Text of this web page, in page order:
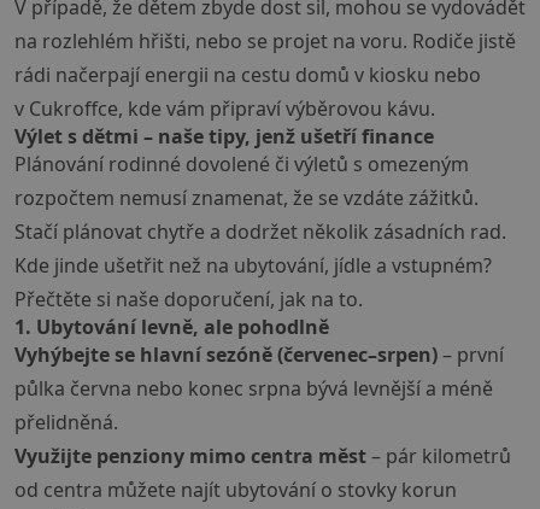
V případě, že dětem zbyde dost sil, mohou se vydovádět
na rozlehlém hřišti, nebo se projet na voru. Rodiče jistě
rádi načerpají energii na cestu domů v kiosku nebo
v Cukroffce, kde vám připraví výběrovou kávu.
Výlet s dětmi – naše tipy, jenž ušetří finance
Plánování rodinné dovolené či výletů s omezeným
rozpočtem nemusí znamenat, že se vzdáte zážitků.
Stačí plánovat chytře a dodržet několik zásadních rad.
Kde jinde ušetřit než na ubytování, jídle a vstupném?
Přečtěte si naše doporučení, jak na to.
1. Ubytování levně, ale pohodlně
Vyhýbejte se hlavní sezóně (červenec–srpen)– první
půlka června nebo konec srpna bývá levnější a méně
přelidněná.
Využijte penziony mimo centra měst– pár kilometrů
od centra můžete najít ubytování o stovky korun